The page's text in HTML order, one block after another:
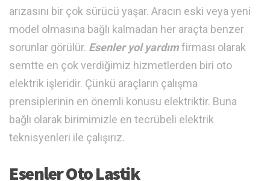
arızasını bir çok sürücü yaşar. Aracın eski veya yeni
model olmasına bağlı kalmadan her araçta benzer
sorunlar görülür. Esenler yol yardımfirması olarak
semtte en çok verdiğimiz hizmetlerden biri oto
elektrik işleridir. Çünkü araçların çalışma
prensiplerinin en önemli konusu elektriktir. Buna
bağlı olarak birimimizle en tecrübeli elektrik
teknisyenleri ile çalışırız.
Esenler Oto Lastik